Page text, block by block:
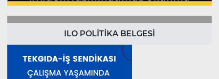
ILO POLİTİKA BELGESİ